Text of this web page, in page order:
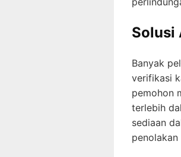
Solusi
Banyak
verifikasi
pemohon
terlebih
sediaan
penolakan